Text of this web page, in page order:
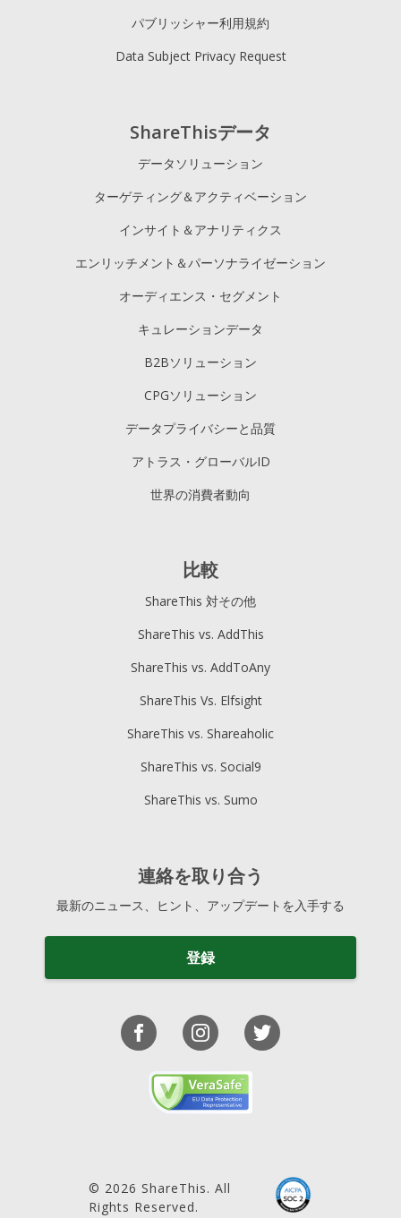
ShareThisデータ
データソリューション
ターゲティング＆アクティベーション
インサイト＆アナリティクス
エンリッチメント＆パーソナライゼーション
オーディエンス・セグメント
キュレーションデータ
B2Bソリューション
CPGソリューション
データプライバシーと品質
アトラス・グローバルID
世界の消費者動向
パブリッシャー利用規約
Data Subject Privacy Request
比較
ShareThis 対その他
ShareThis vs. AddThis
ShareThis vs. AddToAny
ShareThis Vs. Elfsight
ShareThis vs. Shareaholic
ShareThis vs. Social9
ShareThis vs. Sumo
連絡を取り合う
最新のニュース、ヒント、アップデートを入手する
登録
© 2026 ShareThis. All
Rights Reserved.